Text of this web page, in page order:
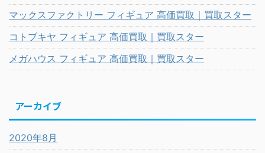
マックスファクトリー フィギュア 高価買取｜買取スター
コトブキヤ フィギュア 高価買取｜買取スター
メガハウス フィギュア 高価買取｜買取スター
アーカイブ
2020年8月